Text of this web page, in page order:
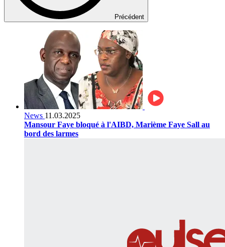
Précédent
News 11.03.2025
Mansour Faye bloqué à l'AIBD, Marième Faye Sall au
bord des larmes